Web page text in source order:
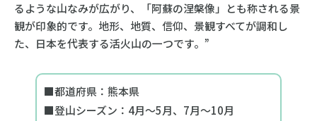
るような山なみが広がり、「阿蘇の涅槃像」とも称される景
観が印象的です。地形、地質、信仰、景観すべてが調和し
た、日本を代表する活火山の一つです。”
■都道府県：熊本県
■登山シーズン：4月～5月、7月～10月